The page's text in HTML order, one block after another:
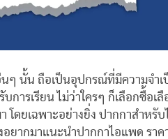
นๆ นั้น ถือเป็นอุปกรณ์ที่มีความจำเ
บการเรียน ไม่ว่าใครๆ ก็เลือกซื้
ดยเฉพาะอย่างยิ่ง ปากกาสำหรับ
อยากมาแนะนำปากกาไอแพด รา